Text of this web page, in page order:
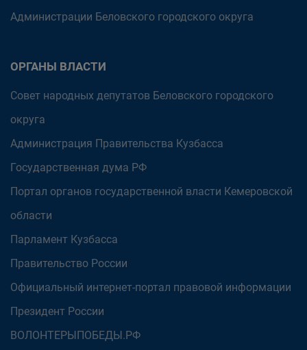
Администрации Беловского городского округа
ОРГАНЫ ВЛАСТИ
Совет народных депутатов Беловского городского
округа
Администрация Правительства Кузбасса
Государственная дума РФ
Портал органов государственной власти Кемеровской
области
Парламент Кузбасса
Правительство России
Официальный интернет-портал правовой информации
Президент России
ВОЛОНТЕРЫПОБЕДЫ.РФ